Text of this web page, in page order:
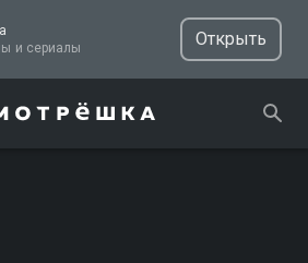
ТВ, фильмы и сериалы
Открыть